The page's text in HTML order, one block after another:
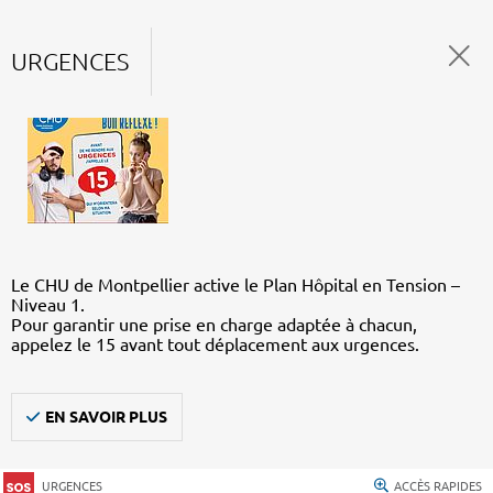
URGENCES
Le CHU de Montpellier active le Plan Hôpital en Tension –
Niveau 1.
Pour garantir une prise en charge adaptée à chacun,
appelez le 15 avant tout déplacement aux urgences.
EN SAVOIR PLUS
URGENCES ACCÈS RAPIDES